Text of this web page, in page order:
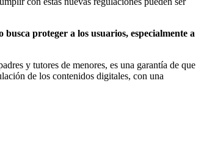
busca proteger a los usuarios, especialmente a
y tutores de menores, es una garantía de que
de los contenidos digitales, con una